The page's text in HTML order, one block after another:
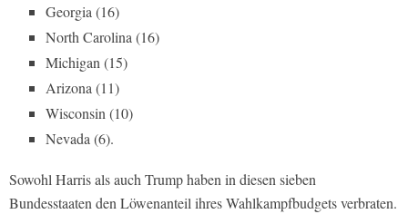
Georgia (16)
North Carolina (16)
Michigan (15)
Arizona (11)
Wisconsin (10)
Nevada (6).
Sowohl Harris als auch Trump haben in diesen sieben
Bundesstaaten den Löwenanteil ihres Wahlkampfbudgets verbraten.